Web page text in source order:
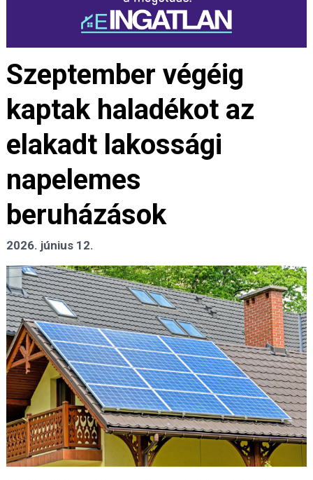
Szeptember végéig
kaptak haladékot az
elakadt lakossági
napelemes
beruházások
2026. június 12.